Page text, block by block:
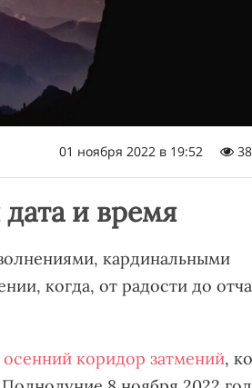
01 ноября 2022 в 19:52
и время
кардинальными
когда, от радости до
осенний коридор затмений,